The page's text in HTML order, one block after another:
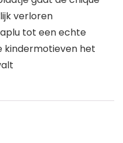
verloren
tot een echte
kindermotieven het